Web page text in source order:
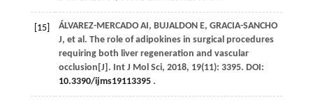
[15] ÁLVAREZ-MERCADO AI, BUJALDON E, GRACIA-SANCHO
J, et al. The role of adipokines in surgical procedures
requiring both liver regeneration and vascular
occlusion[J]. Int J Mol Sci, 2018, 19(11): 3395. DOI:
10.3390/ijms19113395.